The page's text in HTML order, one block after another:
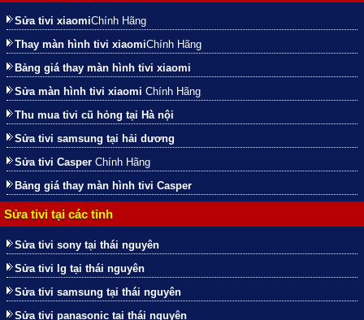
Sửa tivi xiaomiChính Hãng
Thay màn hình tivi xiaomiChính Hãng
Bảng giá thay màn hình tivi xiaomi
Sửa màn hình tivi xiaomi Chính Hãng
Thu mua tivi cũ hỏng tại Hà nội
Sửa tivi samsung tại hải dương
Sửa tivi Casper Chính Hãng
Bảng giá thay màn hình tivi Casper
Sửa tivi tại các tỉnh
Sửa tivi sony tại thái nguyên
Sửa tivi lg tại thái nguyên
Sửa tivi samsung tại thái nguyên
Sửa tivi panasonic tại thái nguyên